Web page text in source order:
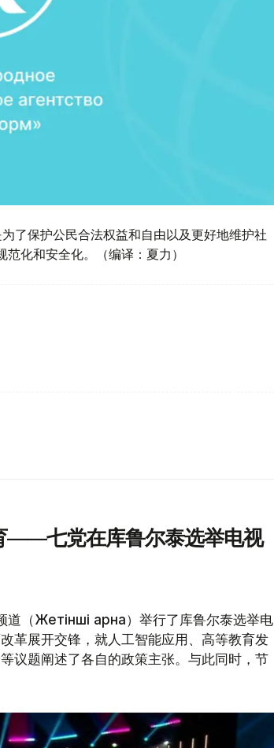
了保护公民合法权益和自由以及更好地维护社
化和安全化。（编译：夏力）
——七党在库鲁尔泰选举电视
道（Жетінші арна）举行了库鲁尔泰选举电
革展开交锋，就人工智能应用、高等教育发
议题阐述了各自的政策主张。与此同时，节